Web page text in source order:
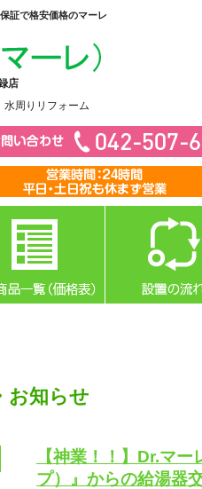
証で格安価格のマーレ
店
水周りリフォーム
お知らせ
【神業！！】Dr.マ
プ）』からの給湯器